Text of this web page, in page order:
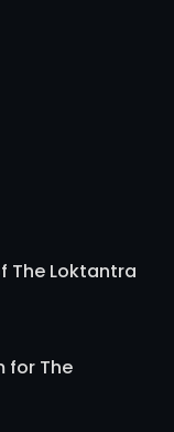
The Loktantra
for The